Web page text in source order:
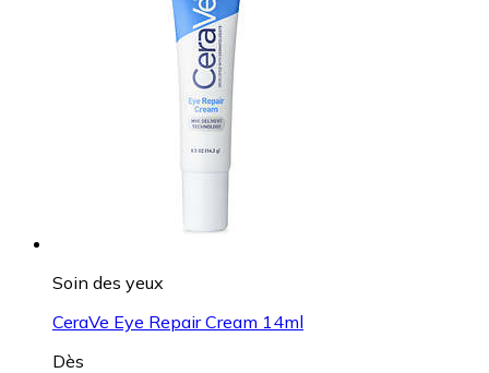
Soin des yeux
CeraVe Eye Repair Cream 14ml
Dès